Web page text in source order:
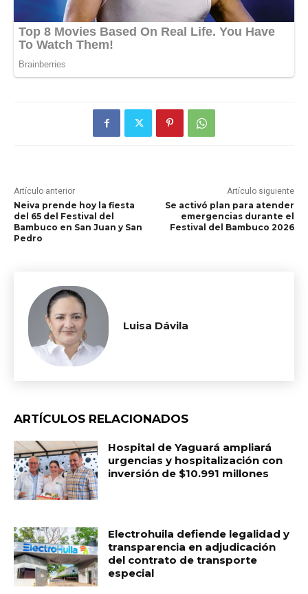
Artículo anterior
Neiva prende hoy la fiesta
del 65 del Festival del
Bambuco en San Juan y San
Pedro
Artículo siguiente
Se activó plan para atender
emergencias durante el
Festival del Bambuco 2026
Luisa Dávila
ARTÍCULOS RELACIONADOS
Hospital de Yaguará ampliará
urgencias y hospitalización con
inversión de $10.991 millones
Electrohuila defiende legalidad y
transparencia en adjudicación
del contrato de transporte
especial